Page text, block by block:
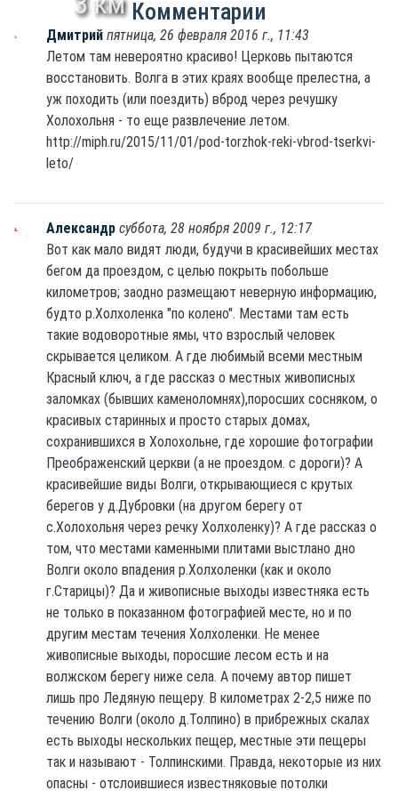
Комментарии
Дмитрийпятница, 26 февраля 2016 г., 11:43
Летом там невероятно красиво! Церковь пытаются
восстановить. Волга в этих краях вообще прелестна, а
уж походить (или поездить) вброд через речушку
Холохольня - то еще развлечение летом.
http://miph.ru/2015/11/01/pod-torzhok-reki-vbrod-tserkvi-
leto/
Александрсуббота, 28 ноября 2009 г., 12:17
Вот как мало видят люди, будучи в красивейших местах
бегом да проездом, с целью покрыть побольше
километров; заодно размещают неверную информацию,
будто р.Холхоленка "по колено". Местами там есть
такие водоворотные ямы, что взрослый человек
скрывается целиком. А где любимый всеми местным
Красный ключ, а где рассказ о местных живописных
заломках (бывших каменоломнях),поросших сосняком, о
красивых старинных и просто старых домах,
сохранившихся в Холохольне, где хорошие фотографии
Преображенский церкви (а не проездом. с дороги)? А
красивейшие виды Волги, открывающиеся с крутых
берегов у д.Дубровки (на другом берегу от
с.Холохольня через речку Холхоленку)? А где рассказ о
том, что местами каменными плитами выстлано дно
Волги около впадения р.Холхоленки (как и около
г.Старицы)? Да и живописные выходы известняка есть
не только в показанном фотографией месте, но и по
другим местам течения Холхоленки. Не менее
живописные выходы, поросшие лесом есть и на
волжском берегу ниже села. А почему автор пишет
лишь про Ледяную пещеру. В километрах 2-2,5 ниже по
течению Волги (около д.Толпино) в прибрежных скалах
есть выходы нескольких пещер, местные эти пещеры
так и называют - Толпинскими. Правда, некоторые из них
опасны - отслоившиеся известняковые потолки